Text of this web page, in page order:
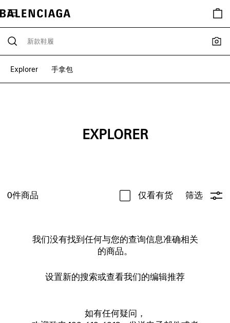
Explorer 手拿包
EXPLORER
0件商品 仅看有货 筛选
我们没有找到任何与您的查询信息准确相关
的商品。
设置新的搜索或查看我们的编辑推荐
如有任何疑问，